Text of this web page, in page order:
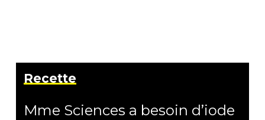
Recette
Mme Sciences a besoin d’iode